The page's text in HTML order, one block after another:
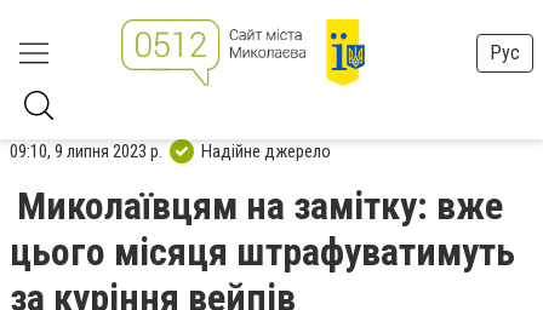
Рус
09:10, 9 липня 2023 р. Надійне джерело
Миколаївцям на замітку: вже
цього місяця штрафуватимуть
за куріння вейпів